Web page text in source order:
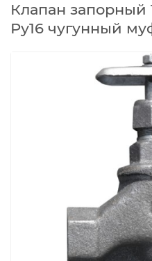
Клапан запорный
Ру16 чугунный